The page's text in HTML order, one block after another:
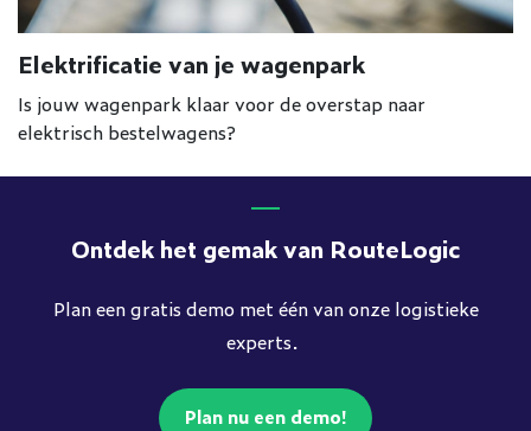
Elektrificatie van je wagenpark
Is jouw wagenpark klaar voor de overstap naar
elektrisch bestelwagens?
Ontdek het gemak van RouteLogic
Plan een gratis demo met één van onze logistieke
experts.
Plan nu een demo!